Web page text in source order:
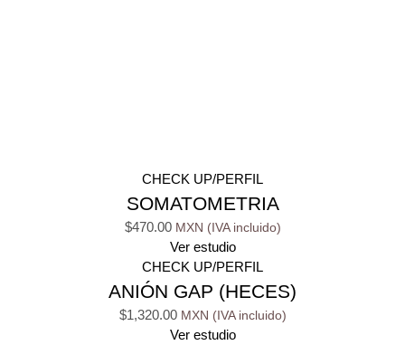
CHECK UP/PERFIL
SOMATOMETRIA
$470.00
Ver estudio
CHECK UP/PERFIL
ANIÓN GAP (HECES)
$1,320.00
Ver estudio